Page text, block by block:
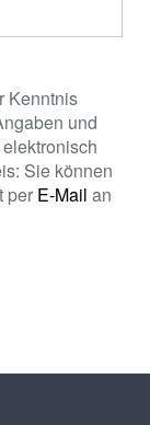
Kenntnis
und
Sie können
per E-Mail an